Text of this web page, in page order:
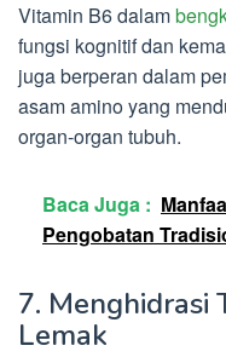
Vitamin B6 dalam
fungsi kognitif dan
juga berperan dalam
asam amino yang
organ-organ tubuh.
Baca Juga :
Pengobatan
7. Menghidrasi
Lemak